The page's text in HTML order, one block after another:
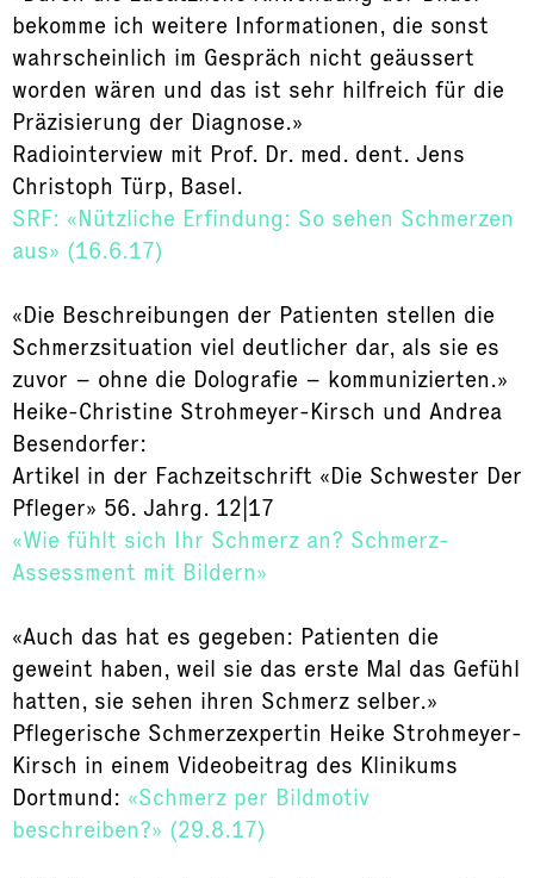
bekomme ich weitere Informationen, die sonst
wahrscheinlich im Gespräch nicht geäussert
worden wären und das ist sehr hilfreich für die
Präzisierung der Diagnose.»
Radiointerview mit Prof. Dr. med. dent. Jens
Christoph Türp, Basel.
SRF: «Nützliche Erfindung: So sehen Schmerzen
aus» (16.6.17)
«Die Beschreibungen der Patienten stellen die
Schmerzsituation viel deutlicher dar, als sie es
zuvor – ohne die Dolografie – kommunizierten.»
Heike-Christine Strohmeyer-Kirsch und Andrea
Besendorfer:
Artikel in der Fachzeitschrift «Die Schwester Der
Pfleger» 56. Jahrg. 12|17
«Wie fühlt sich Ihr Schmerz an? Schmerz-
Assessment mit Bildern»
«Auch das hat es gegeben: Patienten die
geweint haben, weil sie das erste Mal das Gefühl
hatten, sie sehen ihren Schmerz selber.»
Pflegerische Schmerzexpertin Heike Strohmeyer-
Kirsch in einem Videobeitrag des Klinikums
Dortmund: «Schmerz per Bildmotiv
beschreiben?» (29.8.17)